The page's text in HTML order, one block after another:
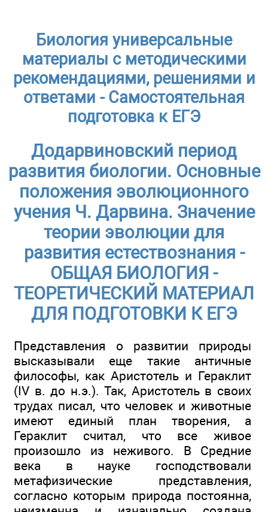
Биология универсальные
материалы с методическими
рекомендациями, решениями и
ответами - Самостоятельная
подготовка к ЕГЭ
Додарвиновский период
развития биологии. Основные
положения эволюционного
учения Ч. Дарвина. Значение
теории эволюции для
развития естествознания -
ОБЩАЯ БИОЛОГИЯ -
ТЕОРЕТИЧЕСКИЙ МАТЕРИАЛ
ДЛЯ ПОДГОТОВКИ К ЕГЭ
Представления о развитии природы
высказывали еще такие античные
философы, как Аристотель и Гераклит
(IV в. до н.э.). Так, Аристотель в своих
трудах писал, что человек и животные
имеют единый план творения, а
Гераклит считал, что все живое
произошло из неживого. В Средние
века в науке господствовали
метафизические представления,
согласно которым природа постоянна,